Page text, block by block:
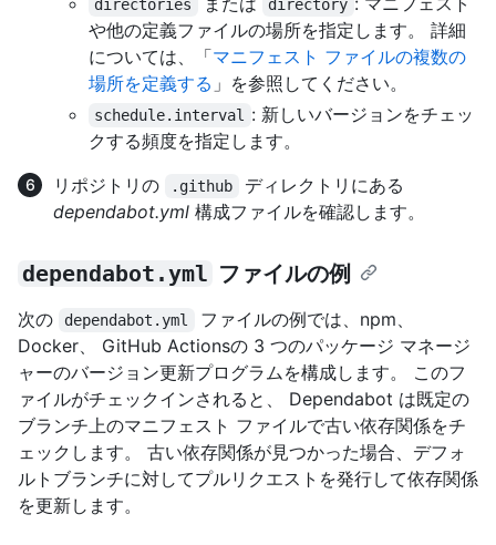
directories directory
や他の定義ファイルの場所を指定します。 詳細
については、「マニフェスト ファイルの複数の
場所を定義する 」を参照してください。
schedule.interval
: 新しいバージョンをチェッ
クする頻度を指定します。
リポジトリの
.github
ディレクトリにある
dependabot.yml 構成ファイルを確認します。
dependabot.yml ファイルの例
次の dependabot.yml
ファイルの例では、npm、
Docker、 GitHub Actionsの 3 つのパッケージ マネージ
ャーのバージョン更新プログラムを構成します。 このフ
ァイルがチェックインされると、 Dependabot は既定の
ブランチ上のマニフェスト ファイルで古い依存関係をチ
ェックします。 古い依存関係が見つかった場合、デフォ
ルトブランチに対してプルリクエストを発行して依存関係
を更新します。